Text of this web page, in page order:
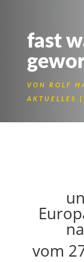
fast
VON ROLF
AKTUELLES
vom